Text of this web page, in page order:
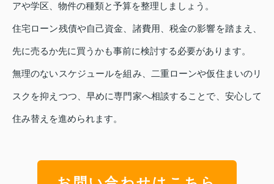
アや学区、物件の種類と予算を整理しましょう。
住宅ローン残債や自己資金、諸費用、税金の影響を踏まえ、
先に売るか先に買うかも事前に検討する必要があります。
無理のないスケジュールを組み、二重ローンや仮住まいのリ
スクを抑えつつ、早めに専門家へ相談することで、安心して
住み替えを進められます。